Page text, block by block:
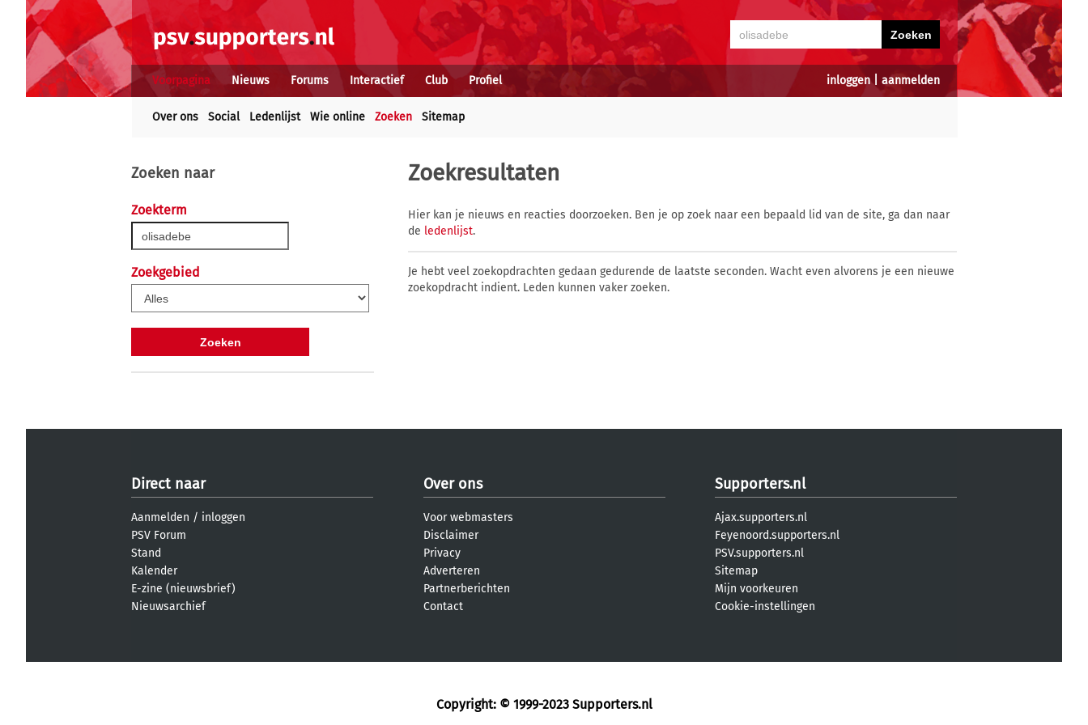
inloggen| aanmelden
Voorpagina Nieuws Forums Interactief Club Profiel
Over ons Social Ledenlijst Wie online Zoeken Sitemap
Zoeken naar
Zoekterm
Zoekgebied
Zoekresultaten
Hier kan je nieuws en reacties doorzoeken. Ben je op zoek naar een bepaald lid van de site, ga dan naar
de ledenlijst.
Je hebt veel zoekopdrachten gedaan gedurende de laatste seconden. Wacht even alvorens je een nieuwe
zoekopdracht indient. Leden kunnen vaker zoeken.
Direct naar
Aanmelden / inloggen
PSV Forum
Stand
Kalender
E-zine (nieuwsbrief)
Nieuwsarchief
Over ons
Voor webmasters
Disclaimer
Privacy
Adverteren
Partnerberichten
Contact
Supporters.nl
Ajax.supporters.nl
Feyenoord.supporters.nl
PSV.supporters.nl
Sitemap
Mijn voorkeuren
Cookie-instellingen
Copyright: © 1999-2023 Supporters.nl